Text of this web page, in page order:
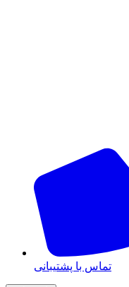
تماس با پشتیبانی